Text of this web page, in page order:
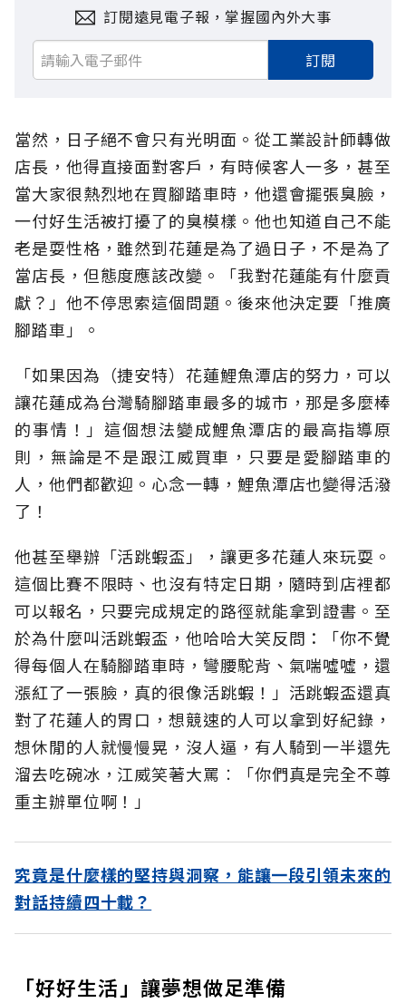
訂閱遠見電子報，掌握國內外大事
訂閱
當然，日子絕不會只有光明面。從工業設計師轉做
店長，他得直接面對客戶，有時候客人一多，甚至
當大家很熱烈地在買腳踏車時，他還會擺張臭臉，
一付好生活被打擾了的臭模樣。他也知道自己不能
老是耍性格，雖然到花蓮是為了過日子，不是為了
當店長，但態度應該改變。「我對花蓮能有什麼貢
獻？」他不停思索這個問題。後來他決定要「推廣
腳踏車」。
「如果因為（捷安特）花蓮鯉魚潭店的努力，可以
讓花蓮成為台灣騎腳踏車最多的城市，那是多麼棒
的事情！」這個想法變成鯉魚潭店的最高指導原
則，無論是不是跟江威買車，只要是愛腳踏車的
人，他們都歡迎。心念一轉，鯉魚潭店也變得活潑
了！
他甚至舉辦「活跳蝦盃」，讓更多花蓮人來玩耍。
這個比賽不限時、也沒有特定日期，隨時到店裡都
可以報名，只要完成規定的路徑就能拿到證書。至
於為什麼叫活跳蝦盃，他哈哈大笑反問：「你不覺
得每個人在騎腳踏車時，彎腰駝背、氣喘噓噓，還
漲紅了一張臉，真的很像活跳蝦！」活跳蝦盃還真
對了花蓮人的胃口，想競速的人可以拿到好紀錄，
想休閒的人就慢慢晃，沒人逼，有人騎到一半還先
溜去吃碗冰，江威笑著大罵︰「你們真是完全不尊
重主辦單位啊！」
究竟是什麼樣的堅持與洞察，能讓一段引領未來的
對話持續四十載？
「好好生活」讓夢想做足準備